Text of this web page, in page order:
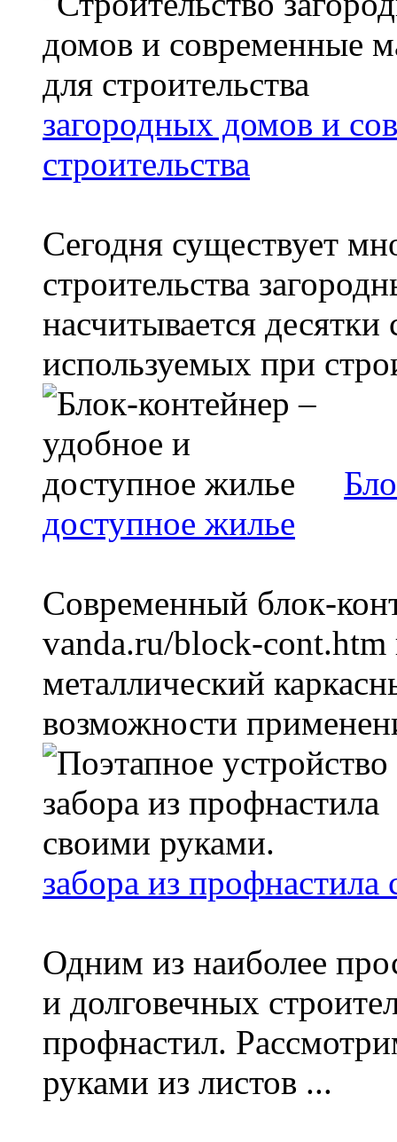
загородных домов и
строительства
Сегодня существует
строительства
насчитывается
используемых при
доступное жилье
Современный блок-
vanda.ru/block-cont.htm
металлический
возможности
забора из
Одним из наиболее
и долговечных
профнастил.
руками из листов ...